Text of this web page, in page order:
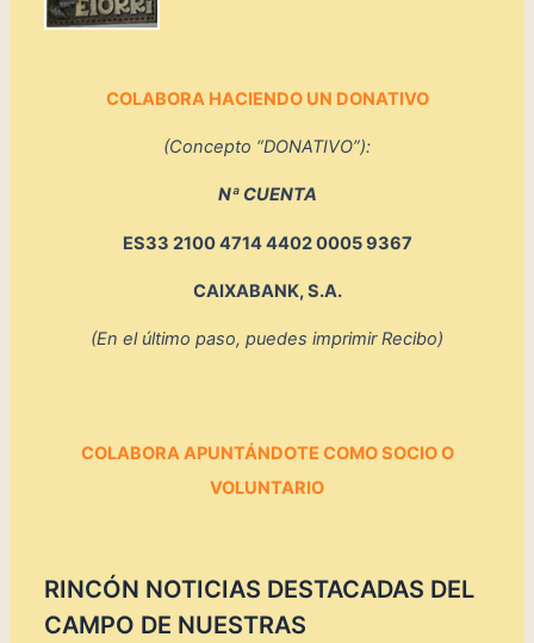
COLABORA HACIENDO UN DONATIVO
(Concepto “DONATIVO”):
Nª CUENTA
ES33 2100 4714 4402 0005 9367
CAIXABANK, S.A.
(En el último paso, puedes imprimir Recibo)
COLABORAAPUNTÁNDOTE COMO SOCIO O
VOLUNTARIO
RINCÓN NOTICIAS DESTACADAS DEL
CAMPO DE NUESTRAS